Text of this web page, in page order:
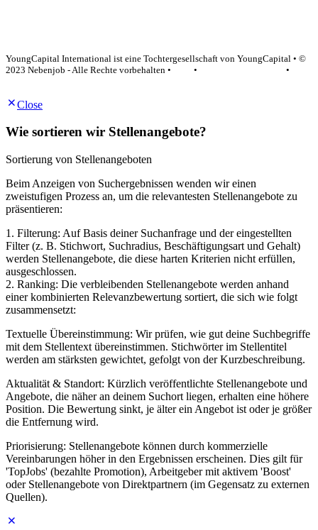
YoungCapital International ist eine Tochtergesellschaft von YoungCapital • ©
2023 Nebenjob - Alle Rechte vorbehalten •
•
•
Close
Wie sortieren wir Stellenangebote?
Sortierung von Stellenangeboten
Beim Anzeigen von Suchergebnissen wenden wir einen
zweistufigen Prozess an, um die relevantesten Stellenangebote zu
präsentieren:
1. Filterung: Auf Basis deiner Suchanfrage und der eingestellten
Filter (z. B. Stichwort, Suchradius, Beschäftigungsart und Gehalt)
werden Stellenangebote, die diese harten Kriterien nicht erfüllen,
ausgeschlossen.
2. Ranking: Die verbleibenden Stellenangebote werden anhand
einer kombinierten Relevanzbewertung sortiert, die sich wie folgt
zusammensetzt:
Textuelle Übereinstimmung: Wir prüfen, wie gut deine Suchbegriffe
mit dem Stellentext übereinstimmen. Stichwörter im Stellentitel
werden am stärksten gewichtet, gefolgt von der Kurzbeschreibung.
Aktualität & Standort: Kürzlich veröffentlichte Stellenangebote und
Angebote, die näher an deinem Suchort liegen, erhalten eine höhere
Position. Die Bewertung sinkt, je älter ein Angebot ist oder je größer
die Entfernung wird.
Priorisierung: Stellenangebote können durch kommerzielle
Vereinbarungen höher in den Ergebnissen erscheinen. Dies gilt für
'TopJobs' (bezahlte Promotion), Arbeitgeber mit aktivem 'Boost'
oder Stellenangebote von Direktpartnern (im Gegensatz zu externen
Quellen).